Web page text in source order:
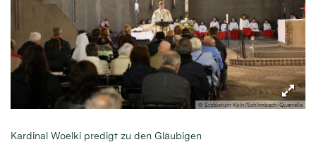
© Erzbistum Köln/Schlimbach-Quarrella
Kardinal Woelki predigt zu den Gläubigen